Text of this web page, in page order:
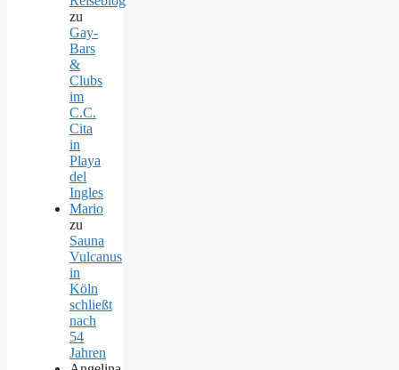
zu
Gay-
Bars
&
Clubs
im
C.C.
Cita
in
Playa
del
Ingles
Mario
zu
Sauna
Vulcanus
in
Köln
schließt
nach
54
Jahren